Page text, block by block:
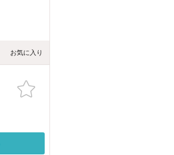
お気に入り